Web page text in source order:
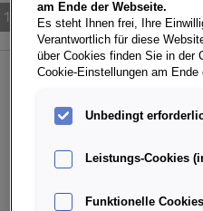
1
am Ende der Webseite.
Es steht Ihnen frei, Ihre
Verantwortlich für diese
über Cookies finden Sie in der
Cookie-Einstellungen am Ende
Unbedingt
Leistungs-Cookies
Funktionelle